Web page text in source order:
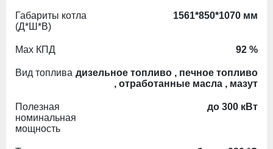
Габариты котла
(Д*Ш*В)
1561*850*1070 мм
Max КПД 92 %
Вид топлива дизельное топливо , печное топливо
, отработанные масла , мазут
Полезная
номинальная
мощность
до 300 кВт